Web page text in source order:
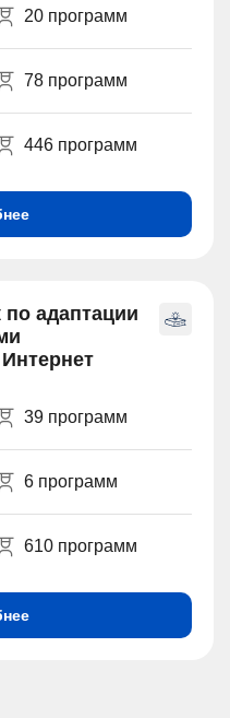
20 программ
78 программ
446 программ
адаптации
39 программ
6 программ
610 программ